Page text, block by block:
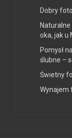
Dobry
Naturalne
oka, jak u
Pomysł
ślubne –
Świetny
Wynajem